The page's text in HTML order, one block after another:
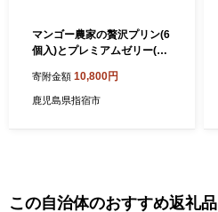
マンゴー農家の贅沢プリン(6
個入)とプレミアムゼリー(3
040-006) マンゴー プリン マ
ンゴープリン ゼリー マンゴ
寄附金額 10,800円
鹿児島県指宿市
この自治体のおすすめ返礼品